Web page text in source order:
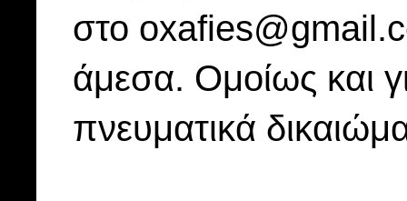
στο
άμεσα. Ομοίως και
πνευματικά